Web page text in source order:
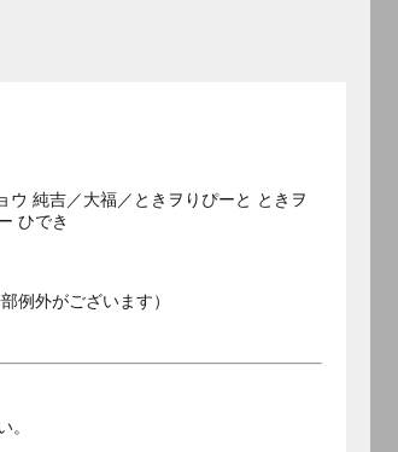
純吉／大福／ときヲりぴーと ときヲ
ひでき
例外がございます）
。